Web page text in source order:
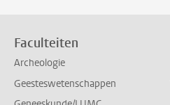
Faculteiten
Archeologie
Geesteswetenschappen